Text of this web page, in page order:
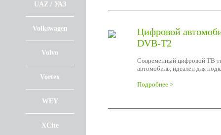
UAZ / УАЗ
Volkswagen
Volvo
Vortex
WEY
XCite
Цифровой
DVB-T2
Современный цифровой ТВ
автомобиль, идеален для
Подробнее >